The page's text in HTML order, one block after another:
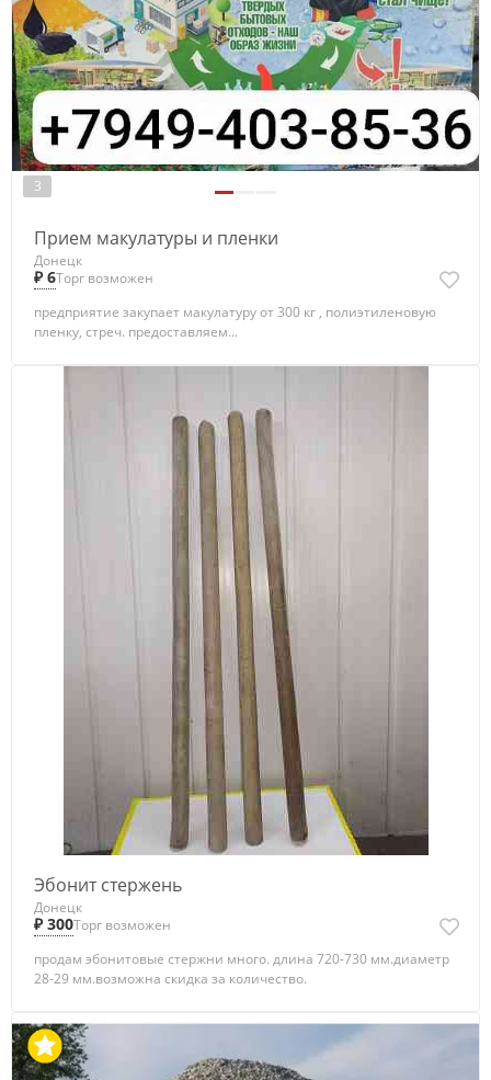
3
Прием макулатуры и пленки
Донецк
₽ 6Торг возможен
предприятие закупает макулатуру от 300 кг , полиэтиленовую
пленку, стреч. предоставляем...
Эбонит стержень
Донецк
₽ 300Торг возможен
продам эбонитовые стержни много. длина 720-730 мм.диаметр
28-29 мм.возможна скидка за количество.